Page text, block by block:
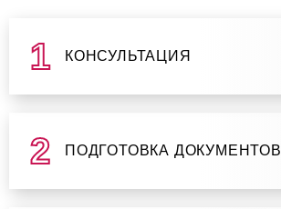
КОНСУЛЬТАЦИЯ
ПОДГОТОВКА ДОКУМЕНТОВ